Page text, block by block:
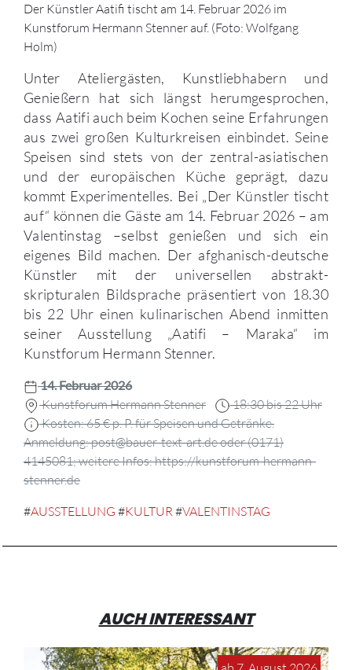
Der Künstler Aatifi tischt am 14. Februar 2026 im
Kunstforum Hermann Stenner auf. (Foto: Wolfgang
Holm)
Unter Ateliergästen, Kunstliebhabern und
Genießern hat sich längst herumgesprochen,
dass Aatifi auch beim Kochen seine Erfahrungen
aus zwei großen Kulturkreisen einbindet. Seine
Speisen sind stets von der zentral-asiatischen
und der europäischen Küche geprägt, dazu
kommt Experimentelles. Bei „Der Künstler tischt
auf“ können die Gäste am 14. Februar 2026 – am
Valentinstag –selbst genießen und sich ein
eigenes Bild machen. Der afghanisch-deutsche
Künstler mit der universellen abstrakt-
skripturalen Bildsprache präsentiert von 18.30
bis 22 Uhr einen kulinarischen Abend inmitten
seiner Ausstellung „Aatifi – Maraka“ im
Kunstforum Hermann Stenner.
14. Februar 2026
Kunstforum Hermann Stenner
18:30 bis 22 Uhr
Kosten: 65 € p. P. für Speisen und Getränke.
Anmeldung: post@bauer-text-art.de oder (0171)
4145081; weitere Infos: https://kunstforum-hermann-
stenner.de
#AUSSTELLUNG #KULTUR#VALENTINSTAG
AUCH INTERESSANT